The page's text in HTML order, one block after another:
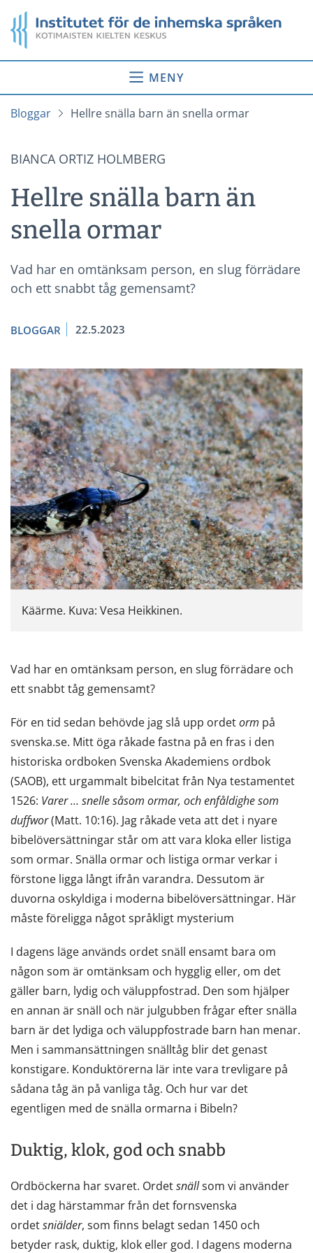
till
innehåll
Startsida
MENY
Bloggar Hellre snälla barn än snella ormar
BIANCA ORTIZ HOLMBERG
Hellre snälla barn än
snella ormar
Vad har en omtänksam person, en slug förrädare
och ett snabbt tåg gemensamt?
BLOGGAR 22.5.2023
Käärme. Kuva: Vesa Heikkinen.
Vad har en omtänksam person, en slug förrädare och
ett snabbt tåg gemensamt?
För en tid sedan behövde jag slå upp ordetorm på
svenska.se. Mitt öga råkade fastna på en fras i den
historiska ordboken Svenska Akademiens ordbok
(SAOB), ett urgammalt bibelcitat från Nya testamentet
1526: Varer … snelle såsom ormar, och enfåldighe som
duffwor(Matt. 10:16). Jag råkade veta att det i nyare
bibelöversättningar står om att vara kloka eller listiga
som ormar. Snälla ormar och listiga ormar verkar i
förstone ligga långt ifrån varandra. Dessutom är
duvorna oskyldiga i moderna bibelöversättningar. Här
måste föreligga något språkligt mysterium
I dagens läge används ordet snäll ensamt bara om
någon som är omtänksam och hygglig eller, om det
gäller barn, lydig och väluppfostrad. Den som hjälper
en annan är snäll och när julgubben frågar efter snälla
barn är det lydiga och väluppfostrade barn han menar.
Men i sammansättningen snälltåg blir det genast
konstigare. Konduktörerna lär inte vara trevligare på
sådana tåg än på vanliga tåg. Och hur var det
egentligen med de snälla ormarna i Bibeln?
Duktig, klok, god och snabb
Ordböckerna har svaret. Ordetsnällsom vi använder
det i dag härstammar från det fornsvenska
ordetsniälder, som finns belagt sedan 1450 och
betyder rask, duktig, klok eller god. I dagens moderna